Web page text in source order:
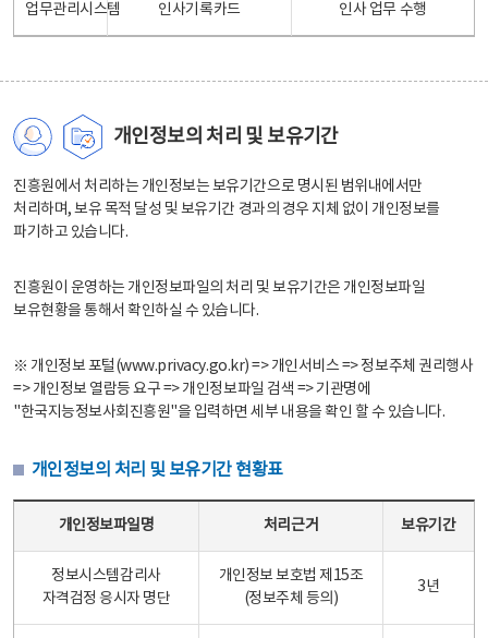
업무관리시스템 인사기록카드 인사 업무 수행
개인정보의 처리 및 보유기간
진흥원에서 처리하는 개인정보는 보유기간으로 명시된 범위내에서만
처리하며, 보유 목적 달성 및 보유기간 경과의 경우 지체 없이 개인정보를
파기하고 있습니다.
진흥원이 운영하는 개인정보파일의 처리 및 보유기간은 개인정보파일
보유현황을 통해서 확인하실 수 있습니다.
※ 개인정보 포털(www.privacy.go.kr) => 개인서비스 => 정보주체 권리행사
=> 개인정보 열람등 요구 => 개인정보파일 검색 => 기관명에
"한국지능정보사회진흥원"을 입력하면 세부 내용을 확인 할 수 있습니다.
개인정보의 처리 및 보유기간 현황표
개인정보파일명 처리근거 보유기간
정보시스템감리사
자격검정 응시자 명단
개인정보 보호법 제15조
(정보주체 등의)
3년